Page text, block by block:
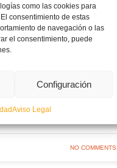
como las cookies para
consentimiento de estas
de navegación o las
el consentimiento, puede
Configuración
Aviso Legal
NO COMMENTS